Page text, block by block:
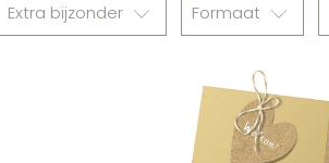
Extra bijzonder Formaat